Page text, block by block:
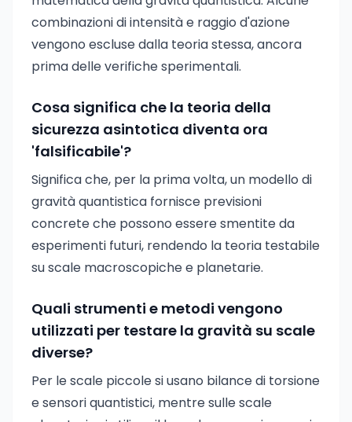
combinazioni di intensità e raggio d'azione
vengono escluse dalla teoria stessa, ancora
prima delle verifiche sperimentali.
Cosa significa che la teoria della
sicurezza asintotica diventa ora
'falsificabile'?
Significa che, per la prima volta, un modello di
gravità quantistica fornisce previsioni
concrete che possono essere smentite da
esperimenti futuri, rendendo la teoria testabile
su scale macroscopiche e planetarie.
Quali strumenti e metodi vengono
utilizzati per testare la gravità su scale
diverse?
Per le scale piccole si usano bilance di torsione
e sensori quantistici, mentre sulle scale